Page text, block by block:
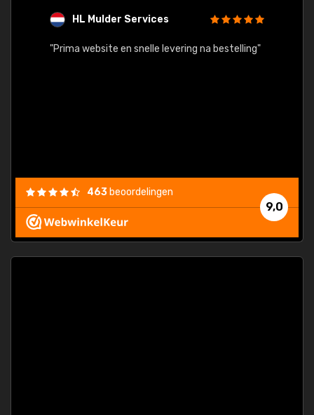
HL Mulder Services
"Prima website en snelle levering na bestelling"
9,0
463 beoordelingen